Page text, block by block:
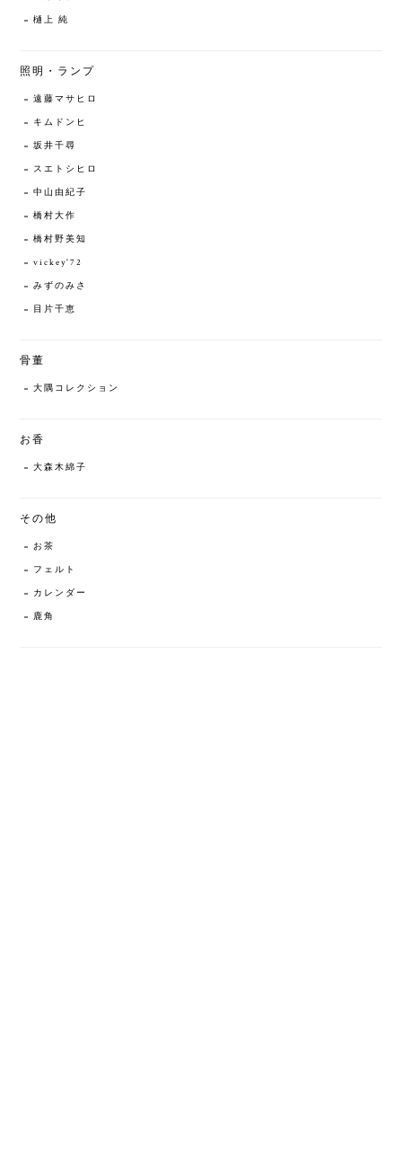
樋上 純
照明・ランプ
遠藤マサヒロ
キムドンヒ
坂井千尋
スエトシヒロ
中山由紀子
橋村大作
橋村野美知
vickey'72
みずのみさ
目片千恵
骨董
大隅コレクション
お香
大森木綿子
その他
お茶
フェルト
カレンダー
鹿角